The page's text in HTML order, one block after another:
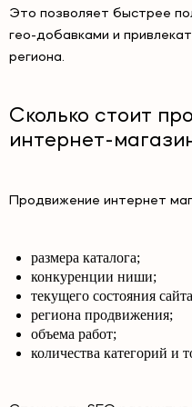
Это позволяет быстрее
гео-добавками и
региона.
Сколько стоит
интернет-
Продвижение интернет
размера каталога;
конкуренции ниши;
текущего состояния
региона продвижения;
объема работ;
количества категорий и